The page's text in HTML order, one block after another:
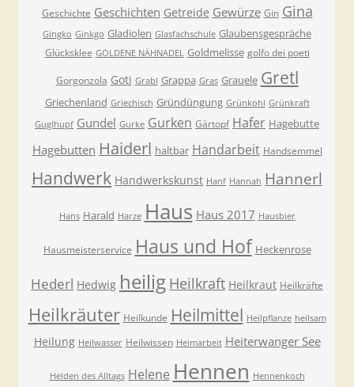
Geschichte Geschichten Getreide Gewürze Gin Gina
Gingko Ginkgo Gladiolen Glasfachschule Glaubensgespräche
Glücksklee GOLDENE NÄHNADEL Goldmelisse golfo dei poeti
Gorgonzola Goti Grabl Grappa Gras Grauele Gretl
Griechenland Griechisch Gründüngung Grünkohl Grünkraft
Guglhupf Gundel Gurke Gurken Gärtopf Hafer Hagebutte
Hagebutten Haiderl haltbar Handarbeit Handsemmel
Handwerk Handwerkskunst Hanf Hannah Hannerl
Hans Harald Harze Haus Haus 2017 Hausbier
Hausmeisterservice Haus und Hof Heckenrose
Hederl Hedwig heilig Heilkraft Heilkraut Heilkräfte
Heilkräuter Heilkunde Heilmittel Heilpflanze heilsam
Heilung Heilwasser Heilwissen Heimarbeit Heiterwanger See
Helden des Alltags Helene Hennen Hennenkoch